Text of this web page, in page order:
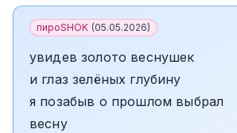
пироSHOK (05.05.2026)
увидев золото веснушек
и глаз зелёных глубину
я позабыв о прошлом выбрал
весну